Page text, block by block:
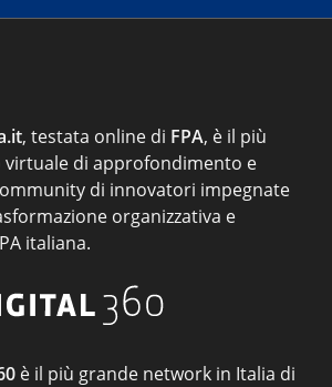
, testata online di FPA, è il più
di approfondimento e
di innovatori impegnate
organizzativa e
italiana.
è il più grande network in Italia di